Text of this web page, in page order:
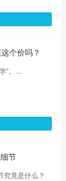
个价吗？
”。...
节
究竟是什么？